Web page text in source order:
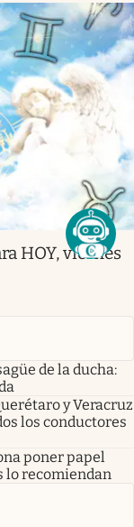
HOY, viernes
de la ducha:
y Veracruz
los conductores
poner papel
lo recomiendan